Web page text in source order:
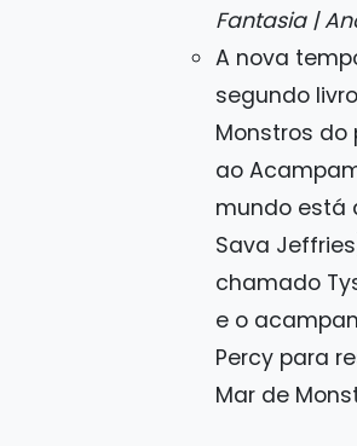
Fantasia |
A nova
segundo
Monstros do
ao
mundo está
Sava
chamado
e o
Percy para
Mar de